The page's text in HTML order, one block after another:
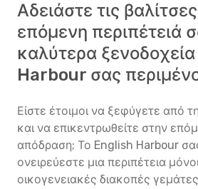
Αδειάστε τις
επόμενη περιπέτειά
καλύτερα
Harbour σας
Είστε έτοιμοι να ξεφύγετε από
και να επικεντρωθείτε στην
απόδραση; Το English Harbour σας
ονειρεύεστε μια περιπέτεια
οικογενειακές διακοπές